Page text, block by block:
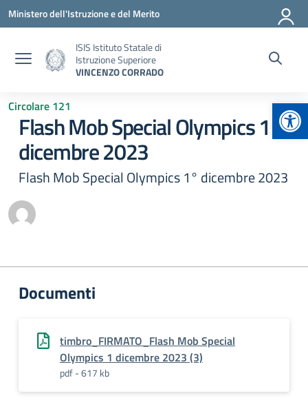
Vai ai contenuti
Vai al menu di navigazione
Vai al footer
Ministero dell'Istruzione e del Merito
ISIS Istituto Statale di
Istruzione Superiore
VINCENZO CORRADO
Circolare 121
Flash Mob Special Olympics 1°
dicembre 2023
Flash Mob Special Olympics 1° dicembre 2023
Documenti
timbro_FIRMATO_Flash Mob Special
Olympics 1 dicembre 2023 (3)
pdf - 617 kb